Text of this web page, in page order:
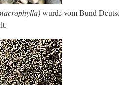
wurde vom Bund